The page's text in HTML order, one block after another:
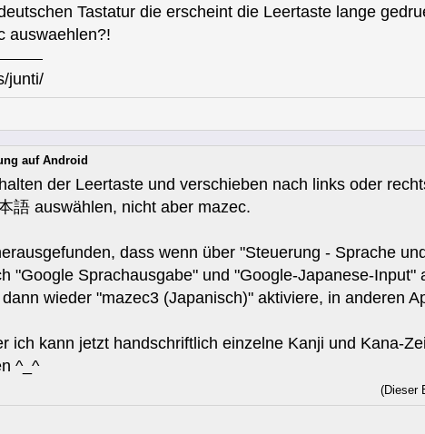
Tastatur die erscheint die Leertaste lange
auswaehlen?!
junti/
auf Android
der Leertaste und verschieben nach links oder
語 auswählen, nicht aber mazec.
dass wenn über "Steuerung - Sprache
"Google Sprachausgabe" und "Google-Japanese-
wieder "mazec3 (Japanisch)" aktiviere, in anderen
ich kann jetzt handschriftlich einzelne Kanji und Kana-
^_^
(Dieser